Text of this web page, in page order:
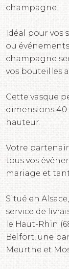
champagne.
Idéal pour vos
ou
champagne
vos bouteilles
Cette vasque
dimensions 40
hauteur.
Votre
tous vos
mariage et tant
Situé en
service de
le Haut-Rhin
Belfort, une
Meurthe et